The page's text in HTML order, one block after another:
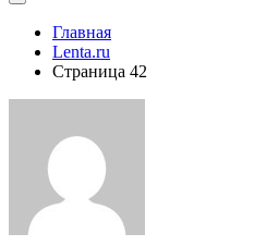
Главная
Lenta.ru
Страница 42